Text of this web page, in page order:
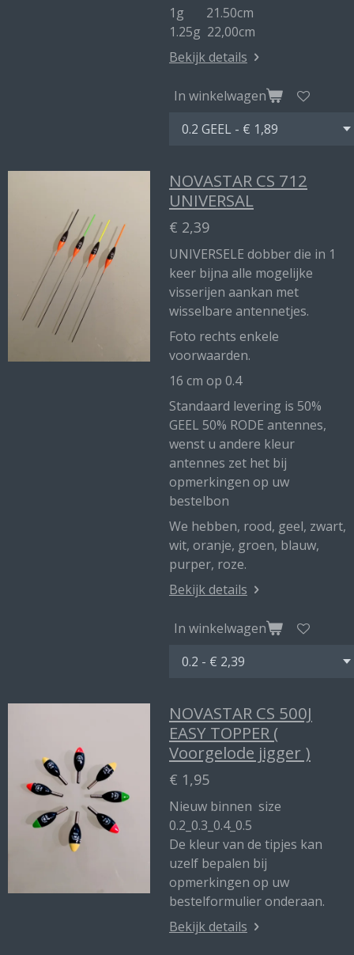
1g 21.50cm
1.25g 22,00cm
Bekijk details
In winkelwagen
NOVASTAR CS 712
UNIVERSAL
€ 2,39
UNIVERSELE dobber die in 1
keer bijna alle mogelijke
visserijen aankan met
wisselbare antennetjes.
Foto rechts enkele
voorwaarden.
16 cm op 0.4
Standaard levering is 50%
GEEL 50% RODE antennes,
wenst u andere kleur
antennes zet het bij
opmerkingen op uw
bestelbon
We hebben, rood, geel, zwart,
wit, oranje, groen, blauw,
purper, roze.
Bekijk details
In winkelwagen
NOVASTAR CS 500J
EASY TOPPER (
Voorgelode jigger )
€ 1,95
Nieuw binnen size
0.2_0.3_0.4_0.5
De kleur van de tipjes kan
uzelf bepalen bij
opmerkingen op uw
bestelformulier onderaan.
Bekijk details